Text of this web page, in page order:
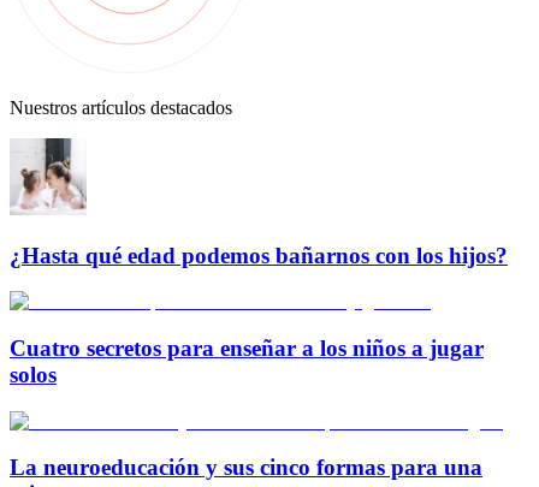
Nuestros artículos destacados
¿Hasta qué edad podemos bañarnos con los hijos?
Cuatro secretos para enseñar a los niños a jugar
solos
La neuroeducación y sus cinco formas para una